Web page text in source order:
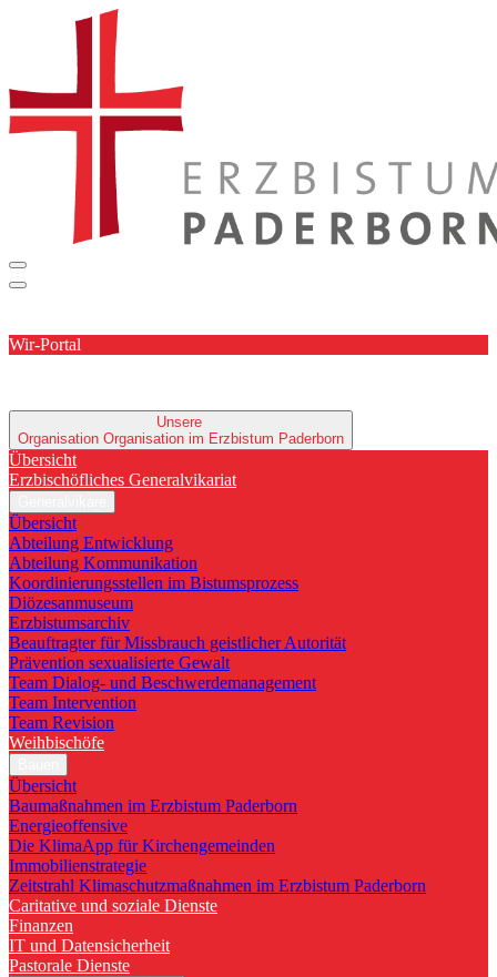
Wir-Portal
Unsere
Organisation Organisation im Erzbistum Paderborn
Übersicht
Erzbischöfliches Generalvikariat
Übersicht
Abteilung Entwicklung
Abteilung Kommunikation
Koordinierungsstellen im Bistumsprozess
Diözesanmuseum
Erzbistumsarchiv
Beauftragter für Missbrauch geistlicher Autorität
Prävention sexualisierte Gewalt
Team Dialog- und Beschwerdemanagement
Team Intervention
Team Revision
Weihbischöfe
Übersicht
Baumaßnahmen im Erzbistum Paderborn
Energieoffensive
Die KlimaApp für Kirchengemeinden
Immobilienstrategie
Zeitstrahl Klimaschutzmaßnahmen im Erzbistum Paderborn
Caritative und soziale Dienste
Finanzen
IT und Datensicherheit
Pastorale Dienste